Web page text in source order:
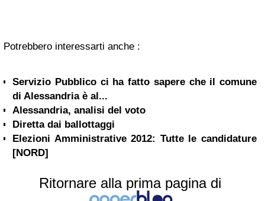
Potrebbero interessarti anche :
Servizio Pubblico ci ha fatto sapere che il comune
di Alessandria è al...
Alessandria, analisi del voto
Diretta dai ballottaggi
Elezioni Amministrative 2012: Tutte le candidature
[NORD]
Ritornare alla prima pagina di